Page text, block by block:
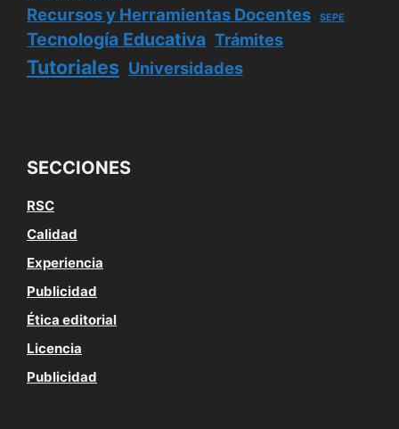
Recursos y Herramientas Docentes SEPE
Tecnología Educativa Trámites
Tutoriales Universidades
SECCIONES
RSC
Calidad
Experiencia
Publicidad
Ética editorial
Licencia
Publicidad